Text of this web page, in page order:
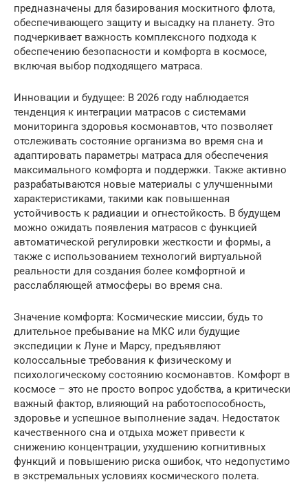
предназначены для базирования москитного флота,
обеспечивающего защиту и высадку на планету. Это
подчеркивает важность комплексного подхода к
обеспечению безопасности и комфорта в космосе,
включая выбор подходящего матраса.
Инновации и будущее: В 2026 году наблюдается
тенденция к интеграции матрасов с системами
мониторинга здоровья космонавтов, что позволяет
отслеживать состояние организма во время сна и
адаптировать параметры матраса для обеспечения
максимального комфорта и поддержки. Также активно
разрабатываются новые материалы с улучшенными
характеристиками, такими как повышенная
устойчивость к радиации и огнестойкость. В будущем
можно ожидать появления матрасов с функцией
автоматической регулировки жесткости и формы, а
также с использованием технологий виртуальной
реальности для создания более комфортной и
расслабляющей атмосферы во время сна.
Значение комфорта: Космические миссии, будь то
длительное пребывание на МКС или будущие
экспедиции к Луне и Марсу, предъявляют
колоссальные требования к физическому и
психологическому состоянию космонавтов. Комфорт в
космосе – это не просто вопрос удобства, а критически
важный фактор, влияющий на работоспособность,
здоровье и успешное выполнение задач. Недостаток
качественного сна и отдыха может привести к
снижению концентрации, ухудшению когнитивных
функций и повышению риска ошибок, что недопустимо
в экстремальных условиях космического полета.